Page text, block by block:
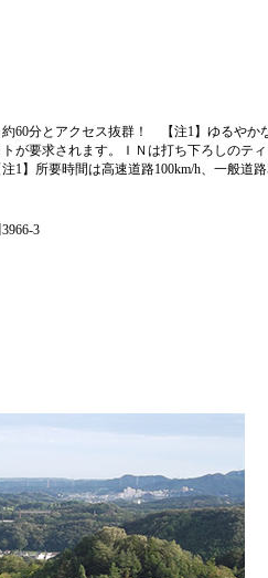
60分とアクセス抜群！ 【注1】ゆるやか
が要求されます。ＩＮは打ち下ろしのテ
1】所要時間は高速道路100km/h、一般道
3